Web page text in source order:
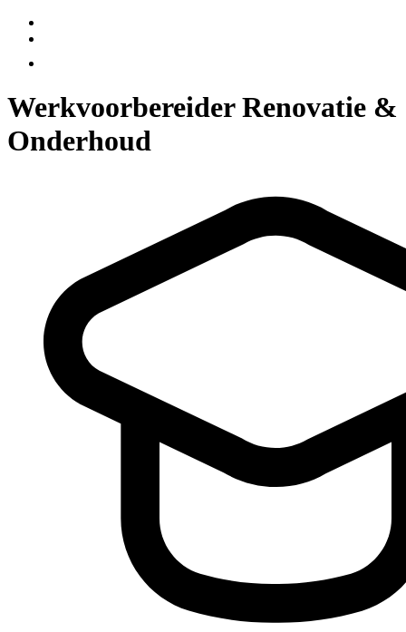
Werkvoorbereider Renovatie &
Onderhoud